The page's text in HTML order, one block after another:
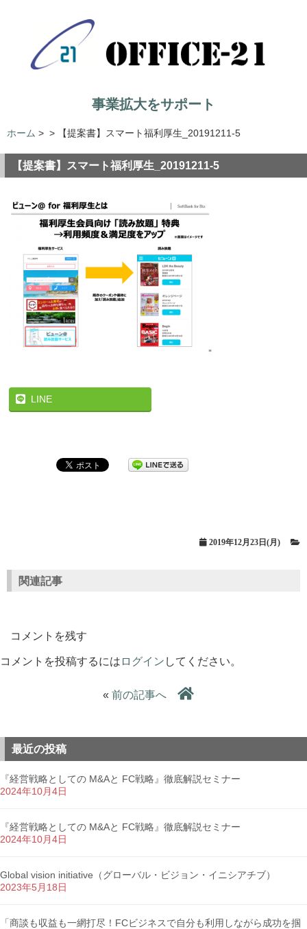
事業拡大をサポート
ホーム > > 【提案書】スマート福利厚生_20191211-5
【提案書】スマート福利厚生_20191211-5
LINE
2019年12月23日(月)
関連記事
コメントを残す
コメントを投稿するには ログイン してください。
« 前の記事へ
最近の投稿
『経営戦略としての M&Aと FC戦略』徹底解説セミナー
2024年10月4日
『経営戦略としての M&Aと FC戦略』徹底解説セミナー
2024年10月4日
Global vision initiative（グローバル・ビジョン・イニシアチブ）
2023年5月18日
「商談も収益も一網打尽！FCビジネスで自分も利用しながら成功を掴